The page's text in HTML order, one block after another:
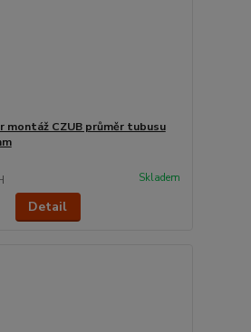
montáž CZUB průměr tubusu
Skladem
Detail